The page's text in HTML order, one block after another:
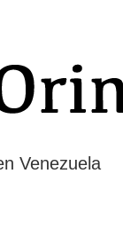
Venezuela